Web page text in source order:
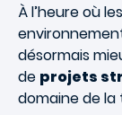
À l’heure où
désormais
de projets
domaine de